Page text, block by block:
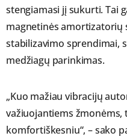
stengiamasi jį sukurti. Tai
magnetinės amortizatorių
stabilizavimo sprendimai,
medžiagų parinkimas.
„Kuo mažiau vibracijų
važiuojantiems žmonėms,
komfortiškesniu“, – sako